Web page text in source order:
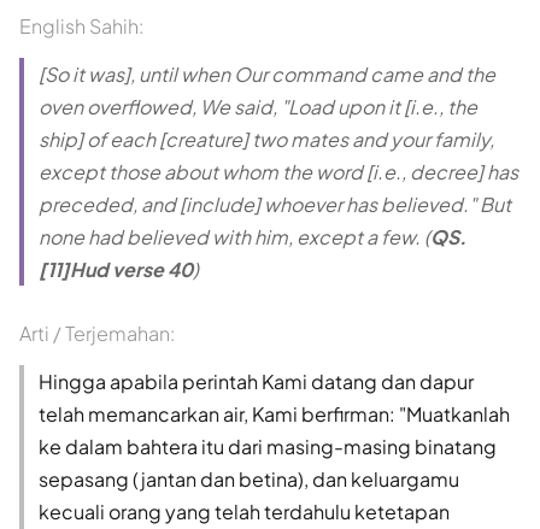
English Sahih:
[So it was], until when Our command came and the
oven overflowed, We said, "Load upon it [i.e., the
ship] of each [creature] two mates and your family,
except those about whom the word [i.e., decree] has
preceded, and [include] whoever has believed." But
none had believed with him, except a few. (QS.
[11]Hud verse 40)
Arti / Terjemahan:
Hingga apabila perintah Kami datang dan dapur
telah memancarkan air, Kami berfirman: "Muatkanlah
ke dalam bahtera itu dari masing-masing binatang
sepasang (jantan dan betina), dan keluargamu
kecuali orang yang telah terdahulu ketetapan